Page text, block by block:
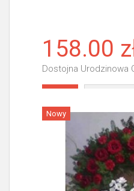
158.00
Dostojna Urodzinowa
Nowy